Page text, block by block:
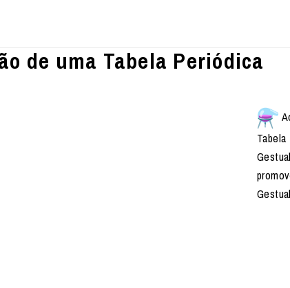
de uma Tabela Periódica